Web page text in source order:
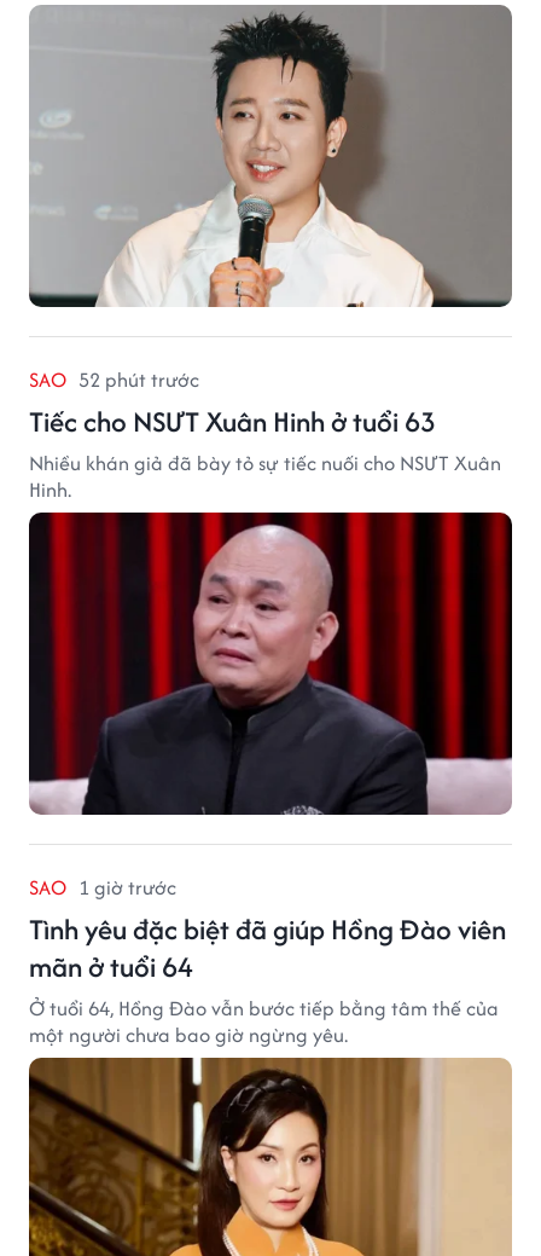
SAO 52 phút trước
Tiếc cho NSƯT Xuân Hinh ở tuổi 63
Nhiều khán giả đã bày tỏ sự tiếc nuối cho NSƯT Xuân
Hinh.
SAO 1 giờ trước
Tình yêu đặc biệt đã giúp Hồng Đào viên
mãn ở tuổi 64
Ở tuổi 64, Hồng Đào vẫn bước tiếp bằng tâm thế của
một người chưa bao giờ ngừng yêu.